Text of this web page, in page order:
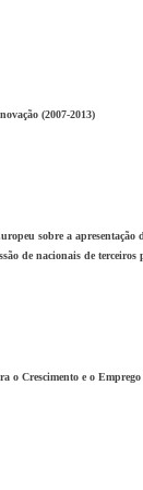
(2007-2013)
sobre a apresentação
de nacionais de terceiros
o Crescimento e o Emprego